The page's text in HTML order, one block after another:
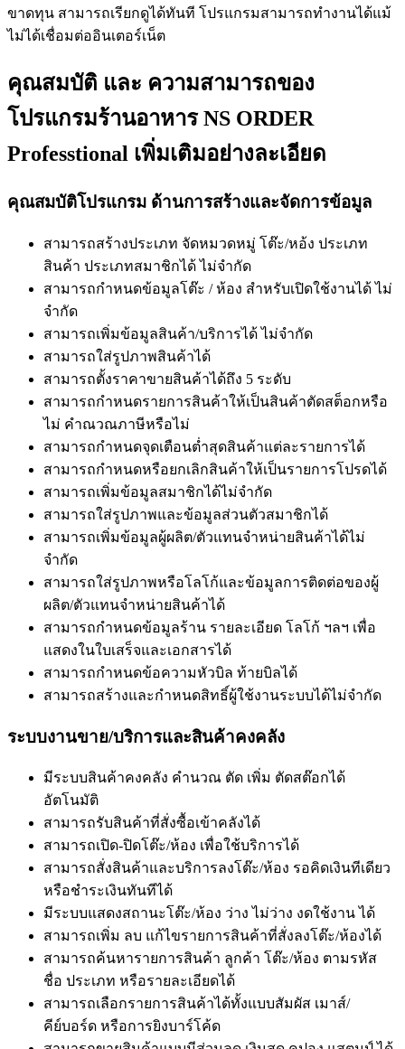
ขาดทุน สามารถเรียกดูได้ทันที โปรแกรมสามารถทำงานได้แม้
ไม่ได้เชื่อมต่ออินเตอร์เน็ต
คุณสมบัติ และ ความสามารถของ
โปรแกรมร้านอาหาร NS ORDER
Professtional เพิ่มเติมอย่างละเอียด
คุณสมบัติโปรแกรม ด้านการสร้างและจัดการข้อมูล
สามารถสร้างประเภท จัดหมวดหมู่ โต๊ะ/หอ้ง ประเภท
สินค้า ประเภทสมาชิกได้ ไม่จำกัด
สามารถกำหนดข้อมูลโต๊ะ / ห้อง สำหรับเปิดใช้งานได้ ไม่
จำกัด
สามารถเพิ่มข้อมูลสินค้า/บริการได้ ไม่จำกัด
สามารถใส่รูปภาพสินค้าได้
สามารถตั้งราคาขายสินค้าได้ถึง 5 ระดับ
สามารถกำหนดรายการสินค้าให้เป็นสินค้าตัดสต็อกหรือ
ไม่ คำณวณภาษีหรือไม่
สามารถกำหนดจุดเตือนต่ำสุดสินค้าแต่ละรายการได้
สามารถกำหนดหรือยกเลิกสินค้าให้เป็นรายการโปรดได้
สามารถเพิ่มข้อมูลสมาชิกได้ไม่จำกัด
สามารถใส่รูปภาพและข้อมูลส่วนตัวสมาชิกได้
สามารถเพิ่มข้อมูลผู้ผลิต/ตัวแทนจำหน่ายสินค้าได้ไม่
จำกัด
สามารถใส่รูปภาพหรือโลโก้และข้อมูลการติดต่อของผู้
ผลิต/ตัวแทนจำหน่ายสินค้าได้
สามารถกำหนดข้อมูลร้าน รายละเอียด โลโก้ ฯลฯ เพื่อ
แสดงในใบเสร็จและเอกสารได้
สามารถกำหนดข้อความหัวบิล ท้ายบิลได้
สามารถสร้างและกำหนดสิทธิ์ผู้ใช้งานระบบได้ไม่จำกัด
ระบบงานขาย/บริการและสินค้าคงคลัง
มีระบบสินค้าคงคลัง คำนวณ ตัด เพิ่ม ตัดสต๊อกได้
อัตโนมัติ
สามารถรับสินค้าที่สั่งซื้อเข้าคลังได้
สามารถเปิด-ปิดโต๊ะ/ห้อง เพื่อใช้บริการได้
สามารถสั่งสินค้าและบริการลงโต๊ะ/ห้อง รอคิดเงินทีเดียว
หรือชำระเงินทันทีได้
มีระบบแสดงสถานะโต๊ะ/ห้อง ว่าง ไม่ว่าง งดใช้งาน ได้
สามารถเพิ่ม ลบ แก้ไขรายการสินค้าที่สั่งลงโต๊ะ/ห้องได้
สามารถค้นหารายการสินค้า ลูกค้า โต๊ะ/ห้อง ตามรหัส
ชื่อ ประเภท หรือรายละเอียดได้
สามารถเลือกรายการสินค้าได้ทั้งแบบสัมผัส เมาส์/
คีย์บอร์ด หรือการยิงบาร์โค้ด